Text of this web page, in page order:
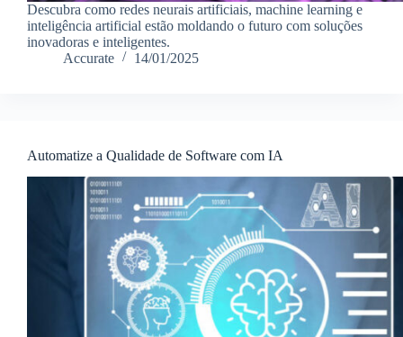
Descubra como redes neurais artificiais, machine learning e
inteligência artificial estão moldando o futuro com soluções
inovadoras e inteligentes.
Accurate
14/01/2025
Automatize a Qualidade de Software com IA